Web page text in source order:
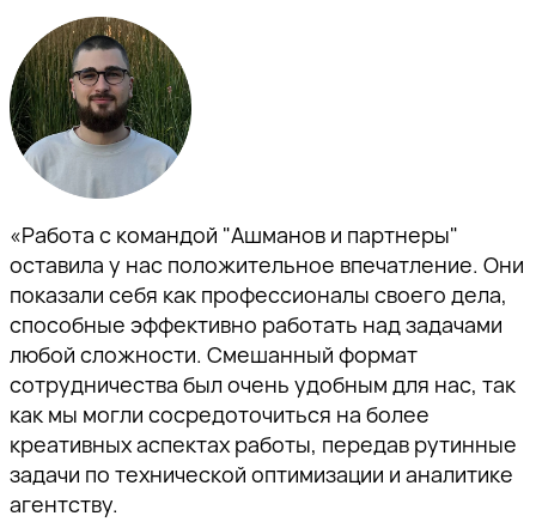
«Работа с командой "Ашманов и партнеры"
оставила у нас положительное впечатление. Они
показали себя как профессионалы своего дела,
способные эффективно работать над задачами
любой сложности. Смешанный формат
сотрудничества был очень удобным для нас, так
как мы могли сосредоточиться на более
креативных аспектах работы, передав рутинные
задачи по технической оптимизации и аналитике
агентству.